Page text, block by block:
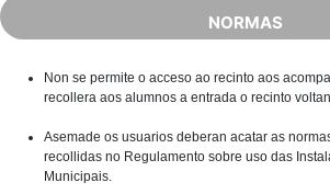
NORMAS
Non se permite o acceso ao recinto aos
recollera aos alumnos a entrada o recinto
Asemade os usuarios deberan acatar as
recollidas no Regulamento sobre uso das
Municipais.